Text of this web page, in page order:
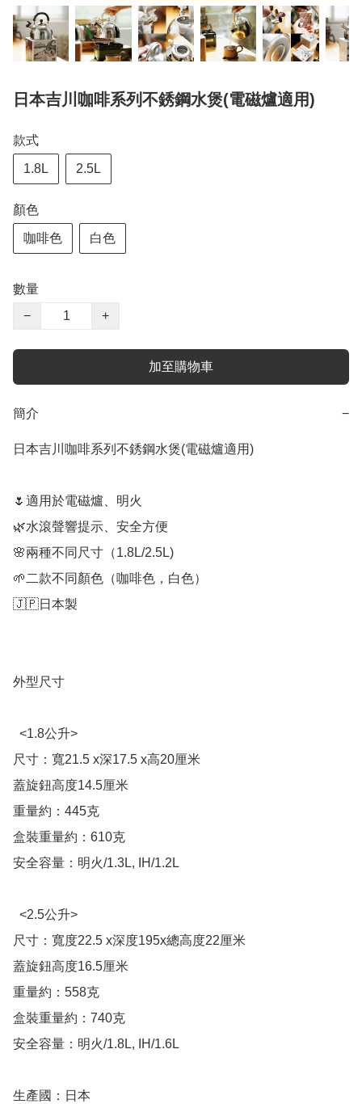
日本吉川咖啡系列不銹鋼水煲(電磁爐適用)
款式
1.8L 2.5L
顏色
咖啡色 白色
數量
−
+
加至購物車
簡介 −
日本吉川咖啡系列不銹鋼水煲(電磁爐適用)
🌷適用於電磁爐、明火
🌿水滾聲響提示、安全方便
🌸兩種不同尺寸（1.8L/2.5L)
🌱二款不同顏色（咖啡色，白色）
🇯🇵日本製
外型尺寸
<1.8公升>
尺寸：寬21.5 x深17.5 x高20厘米
蓋旋鈕高度14.5厘米
重量約：445克
盒裝重量約：610克
安全容量：明火/1.3L, IH/1.2L
<2.5公升>
尺寸：寬度22.5 x深度195x總高度22厘米
蓋旋鈕高度16.5厘米
重量約：558克
盒裝重量約：740克
安全容量：明火/1.8L, IH/1.6L
生產國：日本